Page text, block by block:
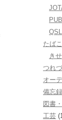
QSL
たばこ
き
つれ
オー
備忘録
図書
工芸